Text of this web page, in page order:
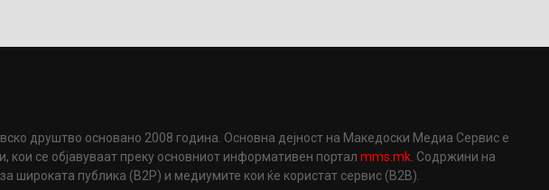
друштво основано 2008 година. Основна дејност на Македоски Медиа Сервис е
кои се објавуваат преку основниот информативен порталmms.mk. Содржини на
широката публика (B2P) и медиумите кои ќе користат сервис (B2B).